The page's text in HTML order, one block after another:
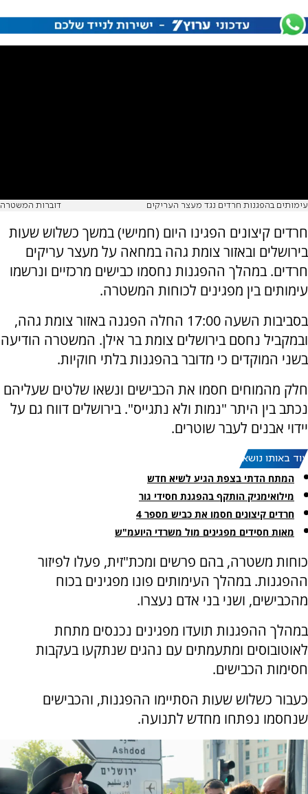
עימותים בהפגנות חרדים נגד מעצר העריקים דוברות המשטרה
חרדים קיצונים הפגינו היום (חמישי) במשך כשלוש שעות
בירושלים ובאזור צומת גהה במחאה על מעצר עריקים
חרדים. במהלך ההפגנות נחסמו כבישים מרכזיים ונרשמו
עימותים בין מפגינים לכוחות המשטרה.
בסביבות השעה 17:00 החלה הפגנה באזור צומת גהה,
ובמקביל נחסם בירושלים צומת בר אילן. המשטרה הודיעה
בשני המוקדים כי מדובר בהפגנות בלתי חוקיות.
חלק מהמוחים חסמו את הכבישים ונשאו שלטים שעליהם
נכתב בין היתר "נמות ולא נתגייס". בירושלים דווח גם על
יידוי אבנים לעבר שוטרים.
עוד באותו נושא:
המתח הדתי בצפת הגיע לשיא חדש
מילואימניק הותקף בהפגנת חסידי גור
חרדים קיצונים חסמו את כביש מספר 4
מאות חסידים מפגינים מול משרדי היועמ"ש
כוחות משטרה, בהם פרשים ומכת"זית, פעלו לפיזור
ההפגנות. במהלך העימותים פונו מפגינים בכוח
מהכבישים, ושני בני אדם נעצרו.
במהלך ההפגנות תועדו מפגינים נכנסים מתחת
לאוטובוסים ומתעמתים עם נהגים שנתקעו בעקבות
חסימות הכבישים.
כעבור כשלוש שעות הסתיימו ההפגנות, והכבישים
שנחסמו נפתחו מחדש לתנועה.